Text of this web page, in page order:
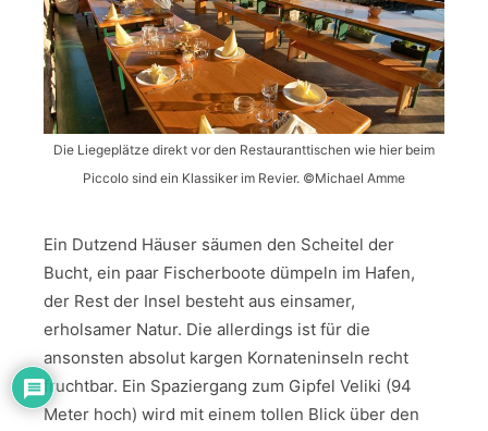
Die Liegeplätze direkt vor den Restauranttischen wie hier beim
Piccolo sind ein Klassiker im Revier. ©Michael Amme
Ein Dutzend Häuser säumen den Scheitel der
Bucht, ein paar Fischerboote dümpeln im Hafen,
der Rest der Insel besteht aus einsamer,
erholsamer Natur. Die allerdings ist für die
ansonsten absolut kargen Kornateninseln recht
fruchtbar. Ein Spaziergang zum Gipfel Veliki (94
Meter hoch) wird mit einem tollen Blick über den